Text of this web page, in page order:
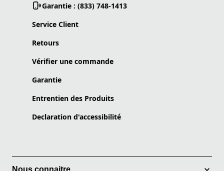
Garantie : (833) 748-1413
Service Client
Retours
Vérifier une commande
Garantie
Entrentien des Produits
Declaration d'accessibilité
Nous connaitre